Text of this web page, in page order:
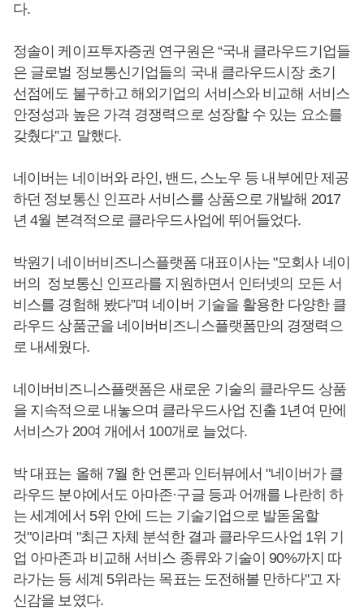
다.
정솔이 케이프투자증권 연구원은 “국내 클라우드기업들
은 글로벌 정보통신기업들의 국내 클라우드시장 초기
선점에도 불구하고 해외기업의 서비스와 비교해 서비스
안정성과 높은 가격 경쟁력으로 성장할 수 있는 요소를
갖췄다”고 말했다.
네이버는 네이버와 라인, 밴드, 스노우 등 내부에만 제공
하던 정보통신 인프라 서비스를 상품으로 개발해 2017
년 4월 본격적으로 클라우드사업에 뛰어들었다.
박원기 네이버비즈니스플랫폼 대표이사는 "모회사 네이
버의 정보통신 인프라를 지원하면서 인터넷의 모든 서
비스를 경험해 봤다”며 네이버 기술을 활용한 다양한 클
라우드 상품군을 네이버비즈니스플랫폼만의 경쟁력으
로 내세웠다.
네이버비즈니스플랫폼은 새로운 기술의 클라우드 상품
을 지속적으로 내놓으며 클라우드사업 진출 1년여 만에
서비스가 20여 개에서 100개로 늘었다.
박 대표는 올해 7월 한 언론과 인터뷰에서 "네이버가 클
라우드 분야에서도 아마존·구글 등과 어깨를 나란히 하
는 세계에서 5위 안에 드는 기술기업으로 발돋움할
것"이라며 "최근 자체 분석한 결과 클라우드사업 1위 기
업 아마존과 비교해 서비스 종류와 기술이 90%까지 따
라가는 등 세계 5위라는 목표는 도전해볼 만하다"고 자
신감을 보였다.